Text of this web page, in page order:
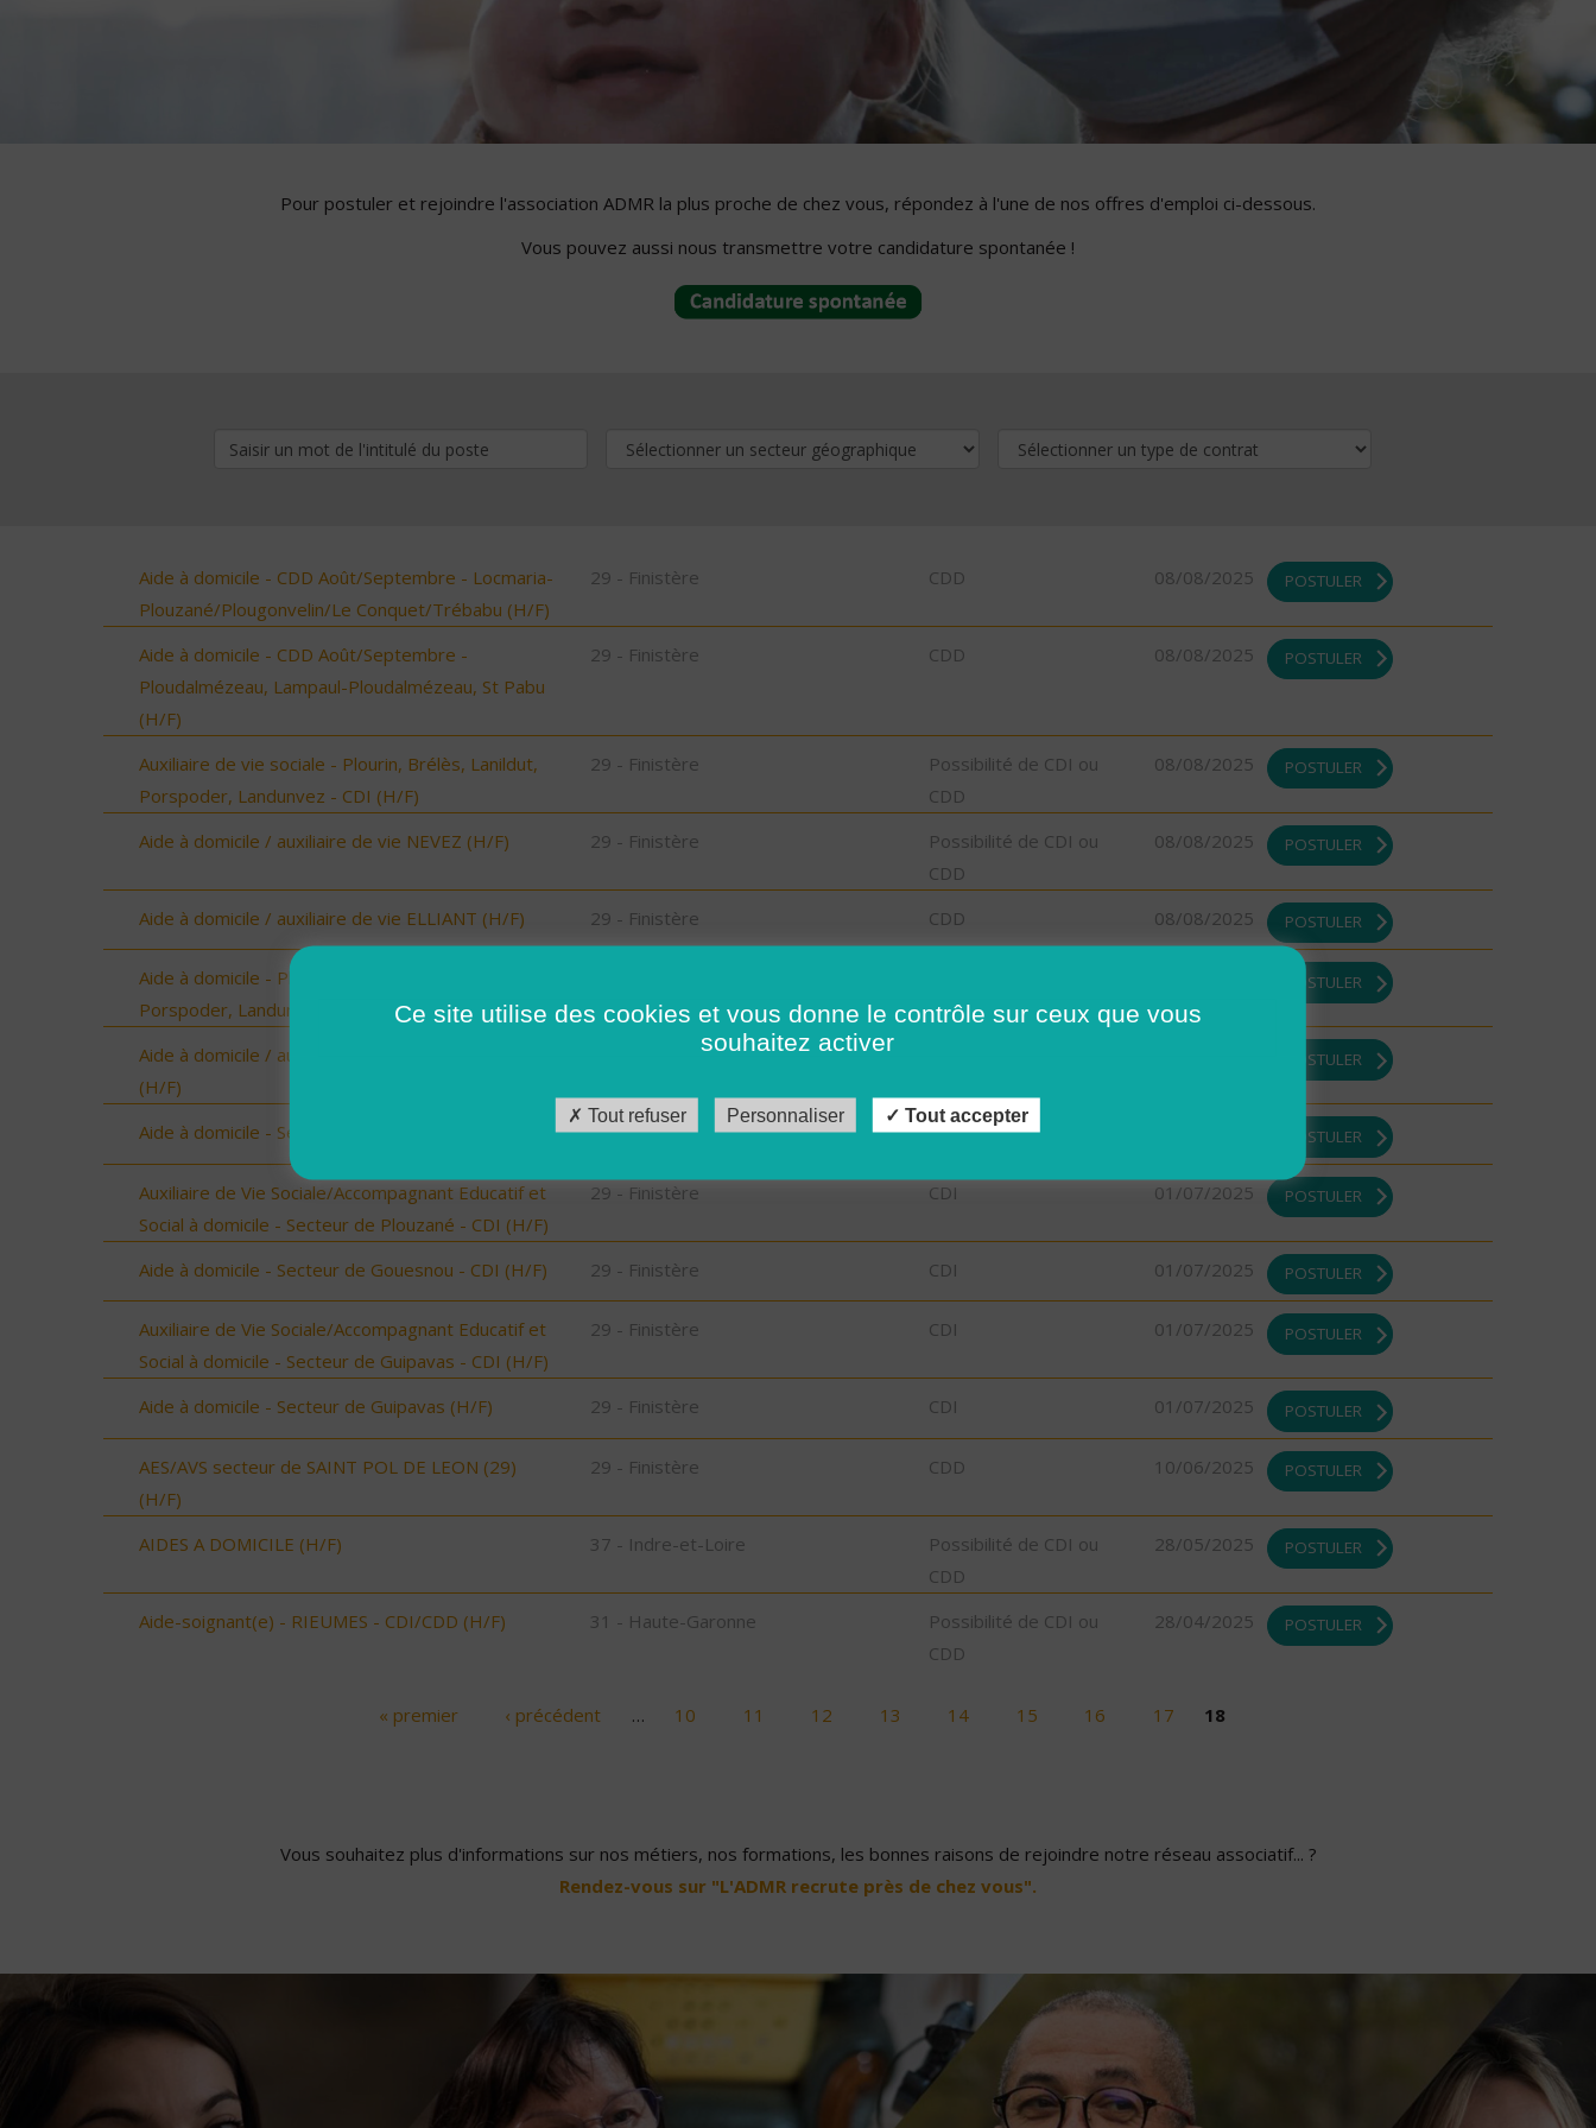
Pour postuler et rejoindre l'association ADMR la plus proche de chez vous, répondez à l'une de nos offres d'emploi ci-dessous.
Vous pouvez aussi nous transmettre votre candidature spontanée !
Aide à domicile - CDD Août/Septembre - Locmaria-
Plouzané/Plougonvelin/Le Conquet/Trébabu (H/F)
29 - Finistère CDD 08/08/2025 POSTULER
Aide à domicile - CDD Août/Septembre -
Ploudalmézeau, Lampaul-Ploudalmézeau, St Pabu
(H/F)
29 - Finistère CDD 08/08/2025 POSTULER
Auxiliaire de vie sociale - Plourin, Brélès, Lanildut,
Porspoder, Landunvez - CDI (H/F)
29 - Finistère
Possibilité de CDI ou
CDD
08/08/2025 POSTULER
Aide à domicile / auxiliaire de vie NEVEZ (H/F) 29 - Finistère
Possibilité de CDI ou
CDD
08/08/2025 POSTULER
Aide à domicile / auxiliaire de vie ELLIANT (H/F) 29 - Finistère CDD 08/08/2025 POSTULER
Aide à domicile - Plourin, Brélès, Lanildut,
Porspoder, Landunvez - CDD ou CDI (H/F)
CDD
POSTULER
Aide à domicile / auxiliaire de vie PONT-AVEN
(H/F)
POSTULER
Aide à domicile - Secteur de Guilers - CDI (H/F) 29 - Finistère CDI POSTULER
Auxiliaire de Vie Sociale/Accompagnant Educatif et
Social à domicile - Secteur de Plouzané - CDI (H/F)
29 - Finistère CDI 01/07/2025 POSTULER
Aide à domicile - Secteur de Gouesnou - CDI (H/F) 29 - Finistère CDI 01/07/2025 POSTULER
Auxiliaire de Vie Sociale/Accompagnant Educatif et
Social à domicile - Secteur de Guipavas - CDI (H/F)
29 - Finistère CDI 01/07/2025 POSTULER
Aide à domicile - Secteur de Guipavas (H/F) 29 - Finistère CDI 01/07/2025 POSTULER
AES/AVS secteur de SAINT POL DE LEON (29)
(H/F)
29 - Finistère CDD 10/06/2025 POSTULER
AIDES A DOMICILE (H/F) 37 - Indre-et-Loire
Possibilité de CDI ou
CDD
28/05/2025 POSTULER
Aide-soignant(e) - RIEUMES - CDI/CDD (H/F) 31 - Haute-Garonne
Possibilité de CDI ou
CDD
28/04/2025 POSTULER
« premier ‹ précédent … 10 11 12 13 14 15 16 17 18
Vous souhaitez plus d'informations sur nos métiers, nos formations, les bonnes raisons de rejoindre notre réseau associatif... ?
Rendez-vous sur "L'ADMR recrute près de chez vous".
Ce site utilise des cookies et vous donne le contrôle sur ceux que vous
souhaitez activer
Tout refuser Personnaliser Tout accepter